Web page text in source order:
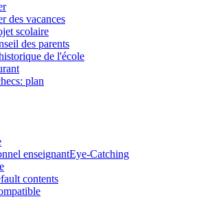
des vacances
scolaire
des parents
de l'école
plan
enseignantEye-Catching
contents